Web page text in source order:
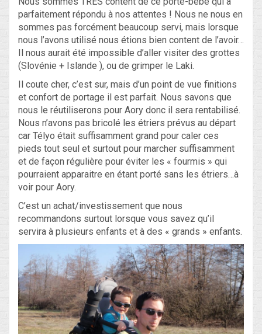
parfaitement répondu à nos attentes ! Nous ne nous en
sommes pas forcément beaucoup servi, mais lorsque
nous l’avons utilisé nous étions bien content de l’avoir…
Il nous aurait été impossible d’aller visiter des grottes
(Slovénie + Islande ), ou de grimper le Laki.
Il coute cher, c’est sur, mais d’un point de vue finitions
et confort de portage il est parfait. Nous savons que
nous le réutiliserons pour Aory donc il sera rentabilisé.
Nous n’avons pas bricolé les étriers prévus au départ
car Télyo était suffisamment grand pour caler ces
pieds tout seul et surtout pour marcher suffisamment
et de façon régulière pour éviter les « fourmis » qui
pourraient apparaitre en étant porté sans les étriers…à
voir pour Aory.
C’est un achat/investissement que nous
recommandons surtout lorsque vous savez qu’il
servira à plusieurs enfants et à des « grands » enfants.